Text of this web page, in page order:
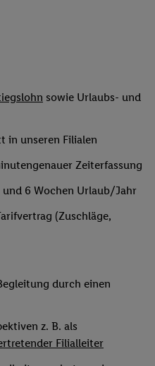
sowie Urlaubs- und
in unseren Filialen
Zeiterfassung
6 Wochen Urlaub/Jahr
(Zuschläge,
durch einen
z. B. als
Filialleiter